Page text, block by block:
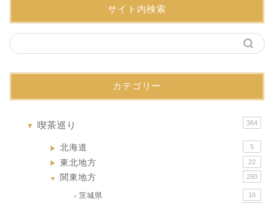
サイト内検索
カテゴリー
▼ 喫茶巡り 364
▶ 北海道 5
▶ 東北地方 22
▼ 関東地方 260
● 茨城県 16